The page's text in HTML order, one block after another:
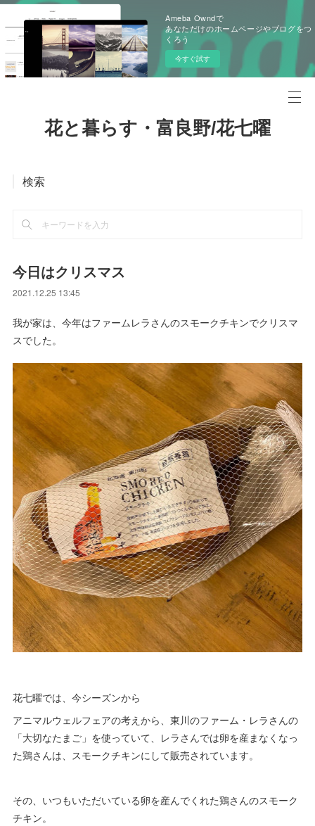
Ameba Owndで
あなただけのホームページやブログをつ
くろう
今すぐ試す
花と暮らす・富良野/花七曜
検索
今日はクリスマス
2021.12.25 13:45
我が家は、今年はファームレラさんのスモークチキンでクリスマ
スでした。
花七曜では、今シーズンから
アニマルウェルフェアの考えから、東川のファーム・レラさんの
「大切なたまご」を使っていて、レラさんでは卵を産まなくなっ
た鶏さんは、スモークチキンにして販売されています。
その、いつもいただいている卵を産んでくれた鶏さんのスモーク
チキン。